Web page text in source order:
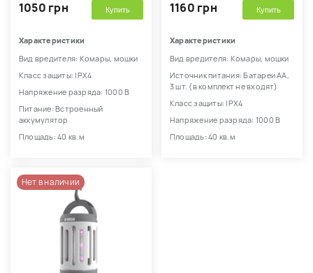
1050 грн Купить
Характеристики
Вид вредителя: Комары, мошки
Класс защиты: IPX4
Напряжение разряда: 1000 В
Питание: Встроенный
аккумулятор
Площадь: 40 кв.м
1160 грн Купить
Характеристики
Вид вредителя: Комары, мошки
Источник питания: Батареи АА,
3 шт. (в комплект не входят)
Класс защиты: IPХ4
Напряжение разряда: 1000 В
Площадь: 40 кв.м
Нет в наличии